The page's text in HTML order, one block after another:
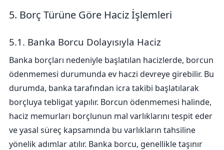
5. Borç Türüne Göre Haciz İşlemleri
5.1. Banka Borcu Dolayısıyla Haciz
Banka borçları nedeniyle başlatılan hacizlerde, borcun
ödenmemesi durumunda ev haczi devreye girebilir. Bu
durumda, banka tarafından icra takibi başlatılarak
borçluya tebligat yapılır. Borcun ödenmemesi halinde,
haciz memurları borçlunun mal varlıklarını tespit eder
ve yasal süreç kapsamında bu varlıkların tahsiline
yönelik adımlar atılır. Banka borcu, genellikle taşınır